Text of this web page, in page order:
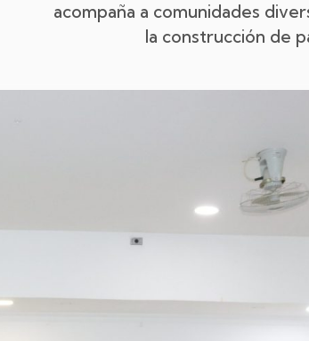
acompaña a comunidades
la construcción de